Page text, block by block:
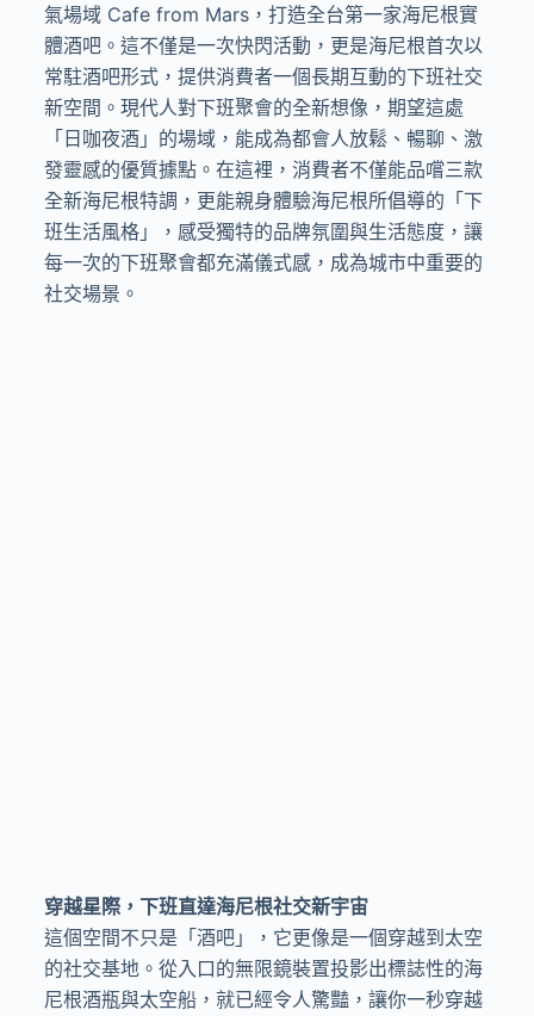
氣場域 Cafe from Mars，打造全台第一家海尼根實
體酒吧。這不僅是一次快閃活動，更是海尼根首次以
常駐酒吧形式，提供消費者一個長期互動的下班社交
新空間。現代人對下班聚會的全新想像，期望這處
「日咖夜酒」的場域，能成為都會人放鬆、暢聊、激
發靈感的優質據點。在這裡，消費者不僅能品嚐三款
全新海尼根特調，更能親身體驗海尼根所倡導的「下
班生活風格」，感受獨特的品牌氛圍與生活態度，讓
每一次的下班聚會都充滿儀式感，成為城市中重要的
社交場景。
穿越星際，下班直達海尼根社交新宇宙
這個空間不只是「酒吧」，它更像是一個穿越到太空
的社交基地。從入口的無限鏡裝置投影出標誌性的海
尼根酒瓶與太空船，就已經令人驚豔，讓你一秒穿越